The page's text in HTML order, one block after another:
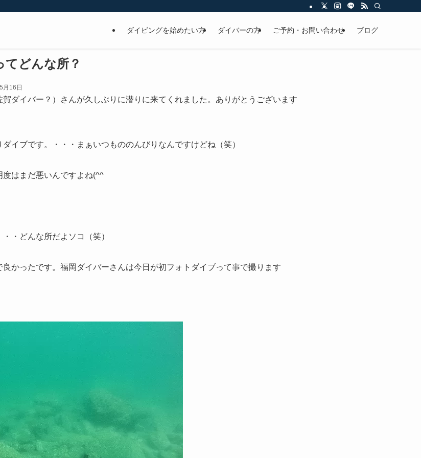
ダイビングを始めたい方 ダイバーの方 ご予約・お問い合わせ ブログ
どんな所？
月16日
ダイバー？）さんが久しぶりに潜りに来てくれました。ありがとうございます
イブです。・・・まぁいつもののんびりなんですけどね（笑）
はまだ悪いんですよね(^^ゞ
・・どんな所だよソコ（笑）
かったです。福岡ダイバーさんは今日が初フォトダイブって事で撮ります